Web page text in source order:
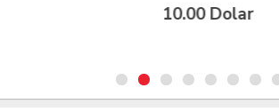
10.00 Dolar